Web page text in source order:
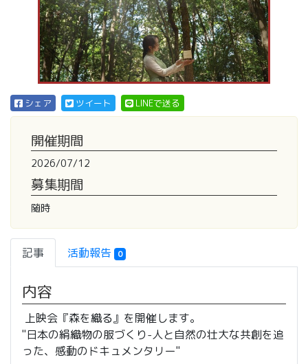
シェア ツイート LINEで送る
開催期間
2026/07/12
募集期間
随時
記事 活動報告 0
内容
上映会『森を織る』を開催します。
"日本の絹織物の服づくり-人と自然の壮大な共創を追
った、感動のドキュメンタリー"